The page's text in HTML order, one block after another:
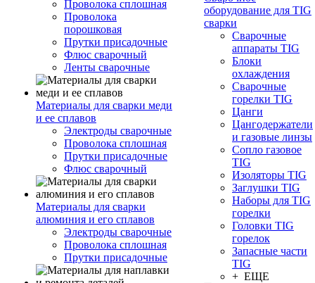
Проволока сплошная
Проволока
порошковая
Прутки присадочные
Флюс сварочный
Ленты сварочные
Материалы для сварки меди
и ее сплавов
Электроды сварочные
Проволока сплошная
Прутки присадочные
Флюс сварочный
Материалы для сварки
алюминия и его сплавов
Электроды сварочные
Проволока сплошная
Прутки присадочные
оборудование для TIG
сварки
Сварочные
аппараты TIG
Блоки
охлаждения
Сварочные
горелки TIG
Цанги
Цангодержатели
и газовые линзы
Сопло газовое
TIG
Изоляторы TIG
Заглушки TIG
Наборы для TIG
горелки
Головки TIG
горелок
Запасные части
TIG
+ ЕЩЕ